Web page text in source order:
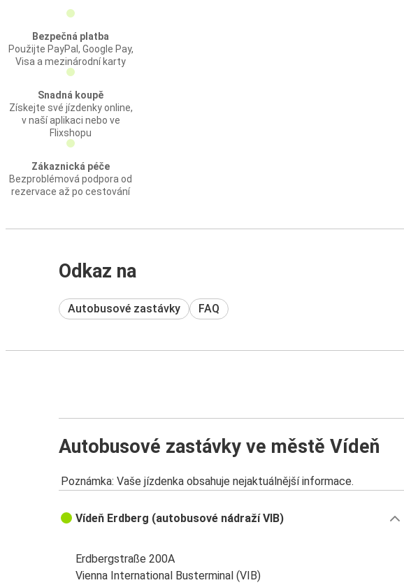
Bezpečná platba
Použijte PayPal, Google Pay,
Visa a mezinárodní karty
Snadná koupě
Získejte své jízdenky online,
v naší aplikaci nebo ve
Flixshopu
Zákaznická péče
Bezproblémová podpora od
rezervace až po cestování
Odkaz na
Autobusové zastávky FAQ
Autobusové zastávky ve městě Vídeň
Poznámka: Vaše jízdenka obsahuje nejaktuálnější informace.
Vídeň Erdberg (autobusové nádraží VIB)
Erdbergstraße 200A
Vienna International Busterminal (VIB)